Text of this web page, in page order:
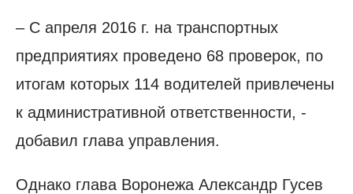
– С апреля 2016 г. на транспортных
предприятиях проведено 68 проверок, по
итогам которых 114 водителей привлечены
к административной ответственности, -
добавил глава управления.
Однако глава Воронежа Александр Гусев